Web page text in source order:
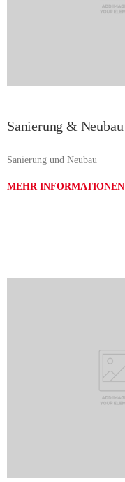
Sanierung & Neubau
Sanierung und Neubau
MEHR INFORMATIONEN